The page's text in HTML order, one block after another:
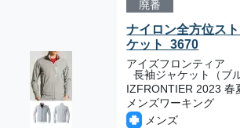
廃番
ナイロン全方位ス
ケット 3670
アイズフロンティア
長袖ジャケット（ブ
IZFRONTIER 2023 春
メンズワーキング
メンズ